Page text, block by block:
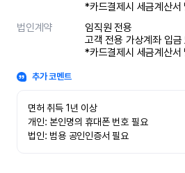
*카드결제시 세금계산서
법인계약
임직원 전용
고객 전용 가상계좌 입금
*카드결제시 세금계산서
추가 코멘트
면허 취득 1년 이상
개인: 본인명의 휴대폰 번호 필요
법인: 범용 공인인증서 필요